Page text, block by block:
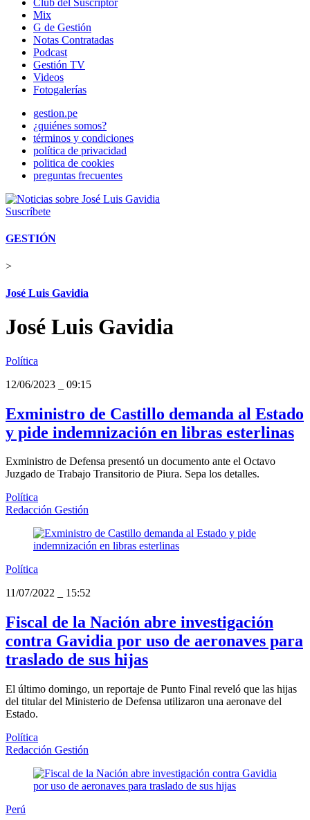
Club del Suscriptor
Mix
G de Gestión
Notas Contratadas
Podcast
Gestión TV
Videos
Fotogalerías
gestion.pe
¿quiénes somos?
términos y condiciones
política de privacidad
politica de cookies
preguntas frecuentes
Suscríbete
GESTIÓN
>
José Luis Gavidia
José Luis Gavidia
Política
12/06/2023
09:15
Exministro de Castillo demanda al Estado
y pide indemnización en libras esterlinas
Exministro de Defensa presentó un documento ante el Octavo
Juzgado de Trabajo Transitorio de Piura. Sepa los detalles.
Política
Redacción Gestión
Política
11/07/2022
15:52
Fiscal de la Nación abre investigación
contra Gavidia por uso de aeronaves para
traslado de sus hijas
El último domingo, un reportaje de Punto Final reveló que las hijas
del titular del Ministerio de Defensa utilizaron una aeronave del
Estado.
Política
Redacción Gestión
Perú